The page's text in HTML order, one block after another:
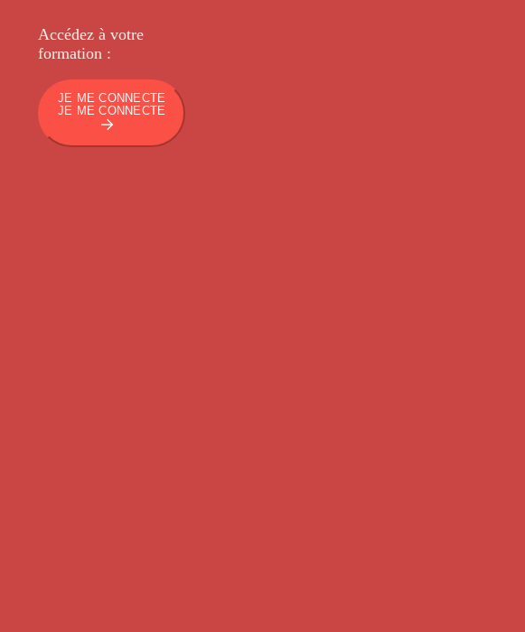
Accédez à votre
formation :
JE ME CONNECTE
JE ME CONNECTE